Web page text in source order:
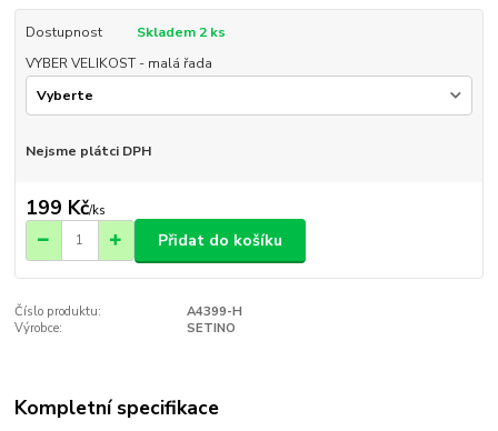
Dostupnost
Skladem 2 ks
VYBER VELIKOST - malá řada
Nejsme plátci DPH
199 Kč/ks
Přidat do košíku
Číslo produktu:
A4399-H
Výrobce:
SETINO
Kompletní specifikace